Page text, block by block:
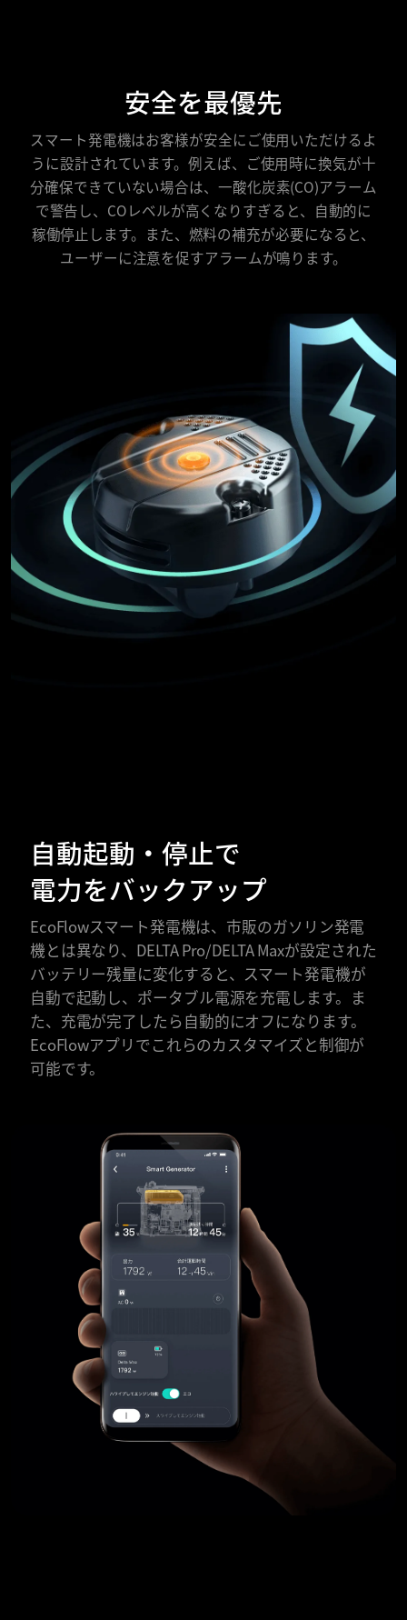
安全を最優先
スマート発電機はお客様が安全にご使用いただけるよ
うに設計されています。例えば、ご使用時に換気が十
分確保できていない場合は、一酸化炭素(CO)アラーム
で警告し、COレベルが高くなりすぎると、自動的に
稼働停止します。また、燃料の補充が必要になると、
ユーザーに注意を促すアラームが鳴ります。
自動起動・停止で
電力をバックアップ
EcoFlowスマート発電機は、市販のガソリン発電
機とは異なり、DELTA Pro/DELTA Maxが設定された
バッテリー残量に変化すると、スマート発電機が
自動で起動し、ポータブル電源を充電します。ま
た、充電が完了したら自動的にオフになります。
EcoFlowアプリでこれらのカスタマイズと制御が
可能です。